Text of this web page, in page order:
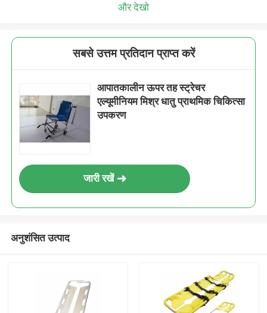
और देखो
सबसे उत्तम प्रतिदान प्राप्त करें
आपातकालीन ऊपर तह स्ट्रेचर
एल्यूमीनियम मिश्र धातु प्राथमिक चिकित्सा
उपकरण
जारी रखें
अनुशंसित उत्पाद